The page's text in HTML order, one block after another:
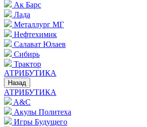
Ак Барс
Лада
Металлург МГ
Нефтехимик
Салават Юлаев
Сибирь
Трактор
АТРИБУТИКА
Назад
АТРИБУТИКА
A&C
Акулы Политеха
Игры Будущего